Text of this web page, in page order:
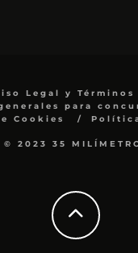
Legal y Términos
para
Cookies
2023 35